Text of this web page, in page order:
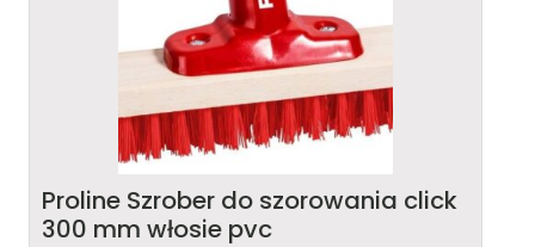
Proline Szrober do szorowania click
300 mm włosie pvc